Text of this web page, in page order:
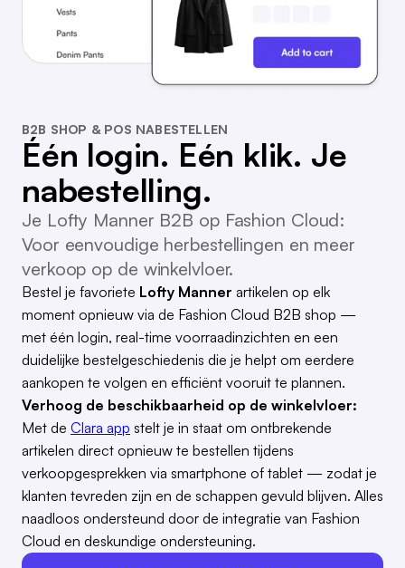
B2B SHOP & POS NABESTELLEN
Één login. Eén klik. Je
nabestelling.
Je Lofty Manner B2B op Fashion Cloud:
Voor eenvoudige herbestellingen en meer
verkoop op de winkelvloer.
Bestel je favoriete Lofty Manner artikelen op elk
moment opnieuw via de Fashion Cloud B2B shop —
met één login, real-time voorraadinzichten en een
duidelijke bestelgeschiedenis die je helpt om eerdere
aankopen te volgen en efficiënt vooruit te plannen.
Verhoog de beschikbaarheid op de winkelvloer:
Met de Clara app stelt je in staat om ontbrekende
artikelen direct opnieuw te bestellen tijdens
verkoopgesprekken via smartphone of tablet — zodat je
klanten tevreden zijn en de schappen gevuld blijven. Alles
naadloos ondersteund door de integratie van Fashion
Cloud en deskundige ondersteuning.